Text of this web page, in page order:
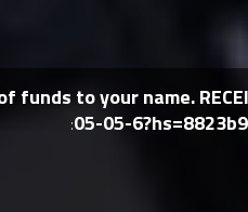
funds to your name.
05-05-